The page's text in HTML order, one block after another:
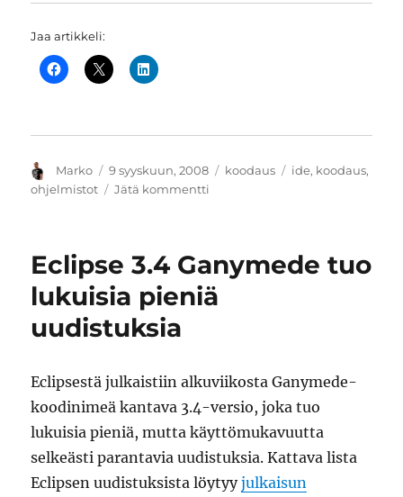
Jaa artikkeli:
Kirjoittaja
Marko Julkaistu
9 syyskuun, 2008 Kategoriat
koodaus Avainsanat
ide, koodaus,
ohjelmistot
Jätä kommentti
hakemistot
huomioimatta
Monkey-
Eclipse 3.4 Ganymede tuo
lukuisia pieniä
uudistuksia
Eclipsestä julkaistiin alkuviikosta Ganymede-
koodinimeä kantava 3.4-versio, joka tuo
lukuisia pieniä, mutta käyttömukavuutta
selkeästi parantavia uudistuksia. Kattava lista
Eclipsen uudistuksista löytyyjulkaisun